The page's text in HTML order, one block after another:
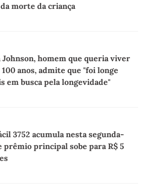
morte da criança
Johnson, homem que queria viver
100 anos, admite que "foi longe
em busca pela longevidade"
3752 acumula nesta segunda-
prêmio principal sobe para R$ 5